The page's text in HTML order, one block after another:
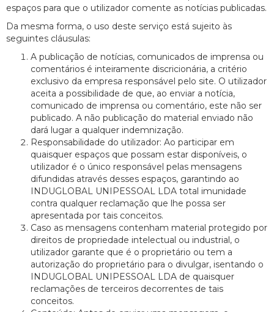
espaços para que o utilizador comente as notícias publicadas.
Da mesma forma, o uso deste serviço está sujeito às
seguintes cláusulas:
A publicação de notícias, comunicados de imprensa ou
comentários é inteiramente discricionária, a critério
exclusivo da empresa responsável pelo site. O utilizador
aceita a possibilidade de que, ao enviar a notícia,
comunicado de imprensa ou comentário, este não ser
publicado. A não publicação do material enviado não
dará lugar a qualquer indemnização.
Responsabilidade do utilizador: Ao participar em
quaisquer espaços que possam estar disponíveis, o
utilizador é o único responsável pelas mensagens
difundidas através desses espaços, garantindo ao
INDUGLOBAL UNIPESSOAL LDA total imunidade
contra qualquer reclamação que lhe possa ser
apresentada por tais conceitos.
Caso as mensagens contenham material protegido por
direitos de propriedade intelectual ou industrial, o
utilizador garante que é o proprietário ou tem a
autorização do proprietário para o divulgar, isentando o
INDUGLOBAL UNIPESSOAL LDA de quaisquer
reclamações de terceiros decorrentes de tais
conceitos.